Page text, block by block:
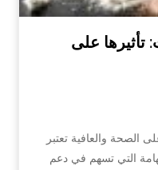
تأثيرها على
الصحة والعافية تعتبر
التي تسهم في دعم